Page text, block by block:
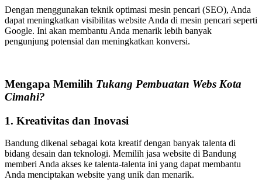
Dengan menggunakan teknik optimasi mesin pencari (SEO), Anda
dapat meningkatkan visibilitas website Anda di mesin pencari seperti
Google. Ini akan membantu Anda menarik lebih banyak
pengunjung potensial dan meningkatkan konversi.
Mengapa Memilih Tukang Pembuatan Webs Kota
Cimahi?
1. Kreativitas dan Inovasi
Bandung dikenal sebagai kota kreatif dengan banyak talenta di
bidang desain dan teknologi. Memilih jasa website di Bandung
memberi Anda akses ke talenta-talenta ini yang dapat membantu
Anda menciptakan website yang unik dan menarik.